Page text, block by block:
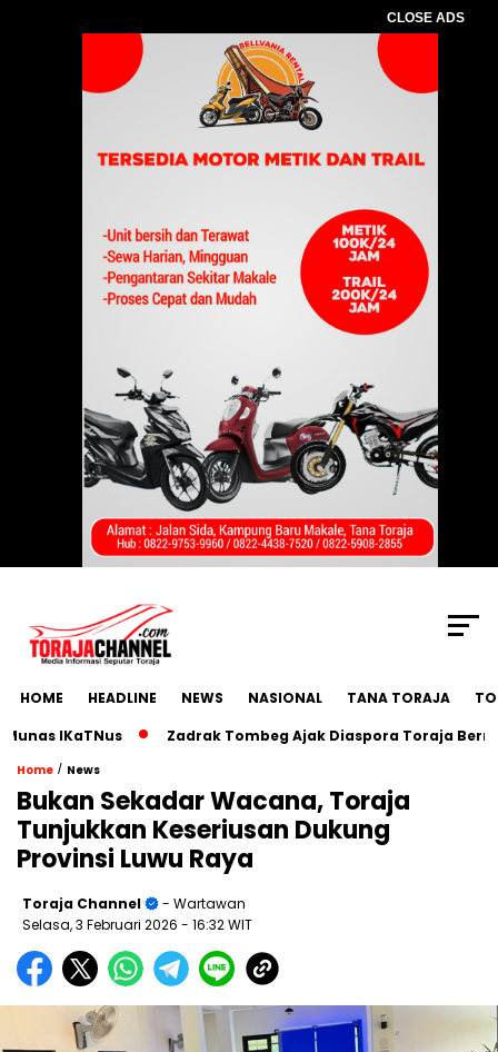
CLOSE ADS
HOME HEADLINE NEWS NASIONAL TANA TORAJA
IKaTNus
Zadrak Tombeg Ajak Diaspora Toraja Bermimpi
Home / News
Bukan Sekadar Wacana, Toraja
Tunjukkan Keseriusan Dukung
Provinsi Luwu Raya
Toraja Channel
- Wartawan
Selasa, 3 Februari 2026 - 16:32 WIT